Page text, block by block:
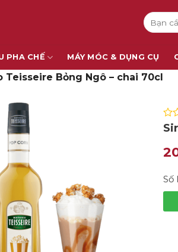
Tìm
kiếm:
PHA CHẾ MÁY MÓC & DỤNG CỤ
Teisseire Bỏng Ngô – chai 70cl
0
5